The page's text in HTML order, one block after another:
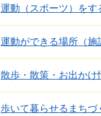
運動（スポーツ）をす
運動ができる場所（施
散歩・散策・お出かけ
歩いて暮らせるまちづ